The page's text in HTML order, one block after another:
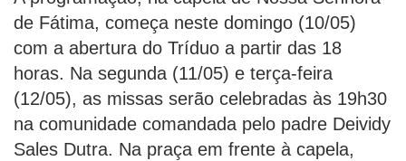
de Fátima, começa neste domingo (10/05)
com a abertura do Tríduo a partir das 18
horas. Na segunda (11/05) e terça-feira
(12/05), as missas serão celebradas às 19h30
na comunidade comandada pelo padre Deividy
Sales Dutra. Na praça em frente à capela,